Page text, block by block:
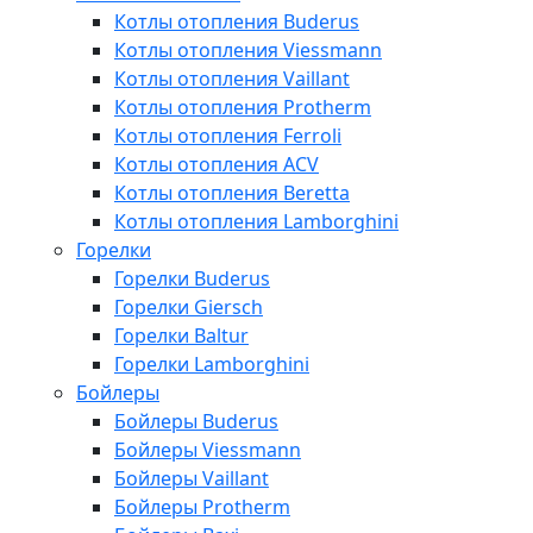
Котлы отопления Buderus
Котлы отопления Viessmann
Котлы отопления Vaillant
Котлы отопления Protherm
Котлы отопления Ferroli
Котлы отопления ACV
Котлы отопления Beretta
Котлы отопления Lamborghini
Горелки
Горелки Buderus
Горелки Giersch
Горелки Baltur
Горелки Lamborghini
Бойлеры
Бойлеры Buderus
Бойлеры Viessmann
Бойлеры Vaillant
Бойлеры Protherm